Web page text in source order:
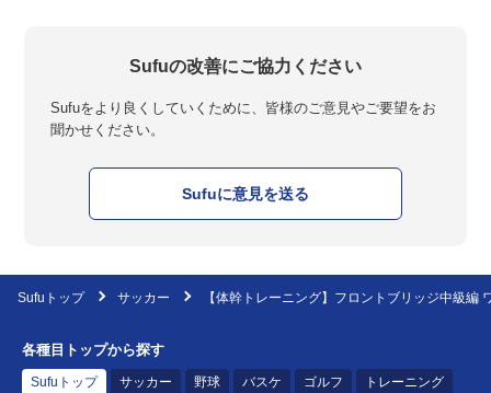
Sufuの改善にご協力ください
Sufuをより良くしていくために、皆様のご意見やご要望をお
聞かせください。
Sufuに意見を送る
Sufuトップ サッカー 【体幹トレーニング】フロントブリッジ中級編
各種目トップから探す
Sufuトップ サッカー 野球 バスケ ゴルフ トレーニング